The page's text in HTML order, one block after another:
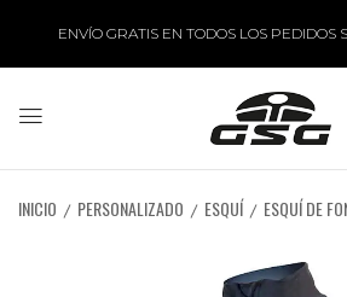
ENVÍO GRATIS EN TODOS LOS PEDIDOS
INICIO PERSONALIZADO ESQUÍ ESQUÍ DE